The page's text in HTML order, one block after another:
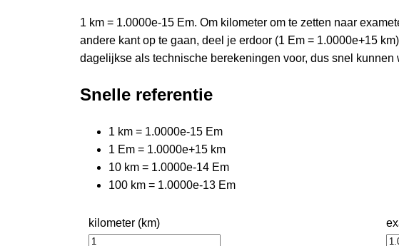
1 km = 1.0000e-15 Em. Om kilometer om te zetten naar
andere kant op te gaan, deel je erdoor (1 Em = 1.0000e+15
dagelijkse als technische berekeningen voor, dus snel kunnen
Snelle referentie
1 km = 1.0000e-15 Em
1 Em = 1.0000e+15 km
10 km = 1.0000e-14 Em
100 km = 1.0000e-13 Em
kilometer (km)